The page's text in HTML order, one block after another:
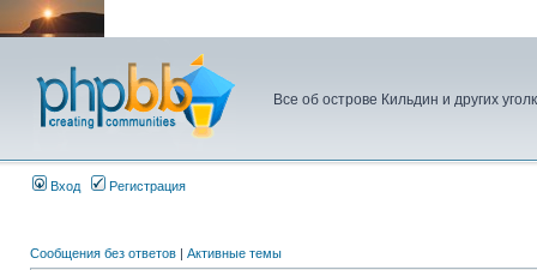
Все об острове Кильдин и других
Вход Регистрация
Сообщения без ответов | Активные темы